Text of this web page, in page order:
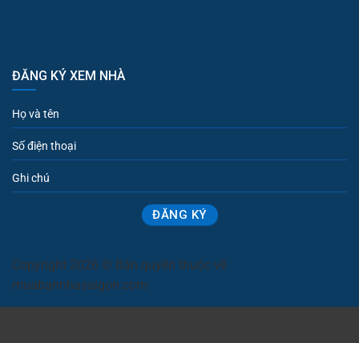
ĐĂNG KÝ XEM NHÀ
Copyright 2026 © Bản quyền thuộc về
muabannhasaigon.com